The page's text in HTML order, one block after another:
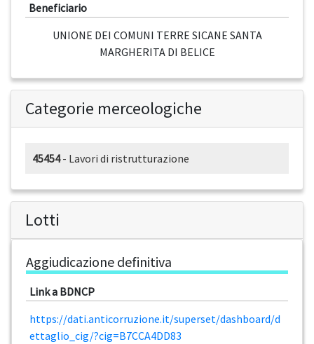
Beneficiario
UNIONE DEI COMUNI TERRE SICANE SANTA
MARGHERITA DI BELICE
Categorie merceologiche
45454- Lavori di ristrutturazione
Lotti
Aggiudicazione definitiva
Link a BDNCP
https://dati.anticorruzione.it/superset/dashboard/d
ettaglio_cig/?cig=B7CCA4DD83